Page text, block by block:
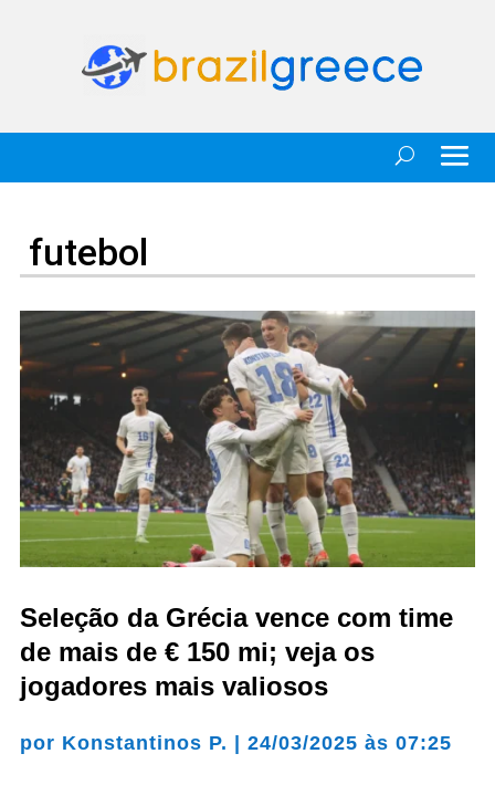
futebol
Seleção da Grécia vence com time
de mais de € 150 mi; veja os
jogadores mais valiosos
por Konstantinos P. | 24/03/2025 às 07:25